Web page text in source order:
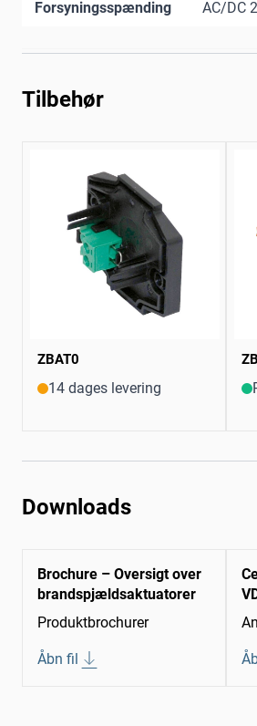
Forsyningsspænding AC/DC
Tilbehør
ZBAT0
14 dages levering
Downloads
Brochure – Oversigt over
brandspjældsaktuatorer
Produktbrochurer
Åbn fil